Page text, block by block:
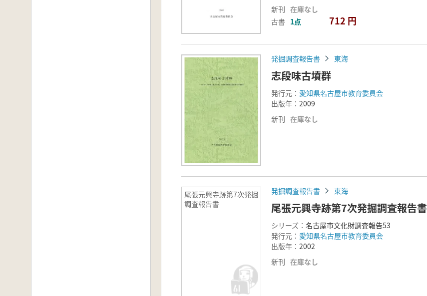
新刊 在庫なし
古書 1点 712 円
発掘調査報告書 東海
志段味古墳群
発行元： 愛知県名古屋市教育委員会
出版年： 2009
新刊 在庫なし
尾張元興寺跡第7次発掘
調査報告書
発掘調査報告書 東海
尾張元興寺跡第7次発掘調査報告書
シリーズ： 名古屋市文化財調査報告53
発行元： 愛知県名古屋市教育委員会
出版年： 2002
新刊 在庫なし